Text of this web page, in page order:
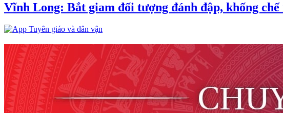
Vĩnh Long: Bắt giam đối tượng đánh đập, khống